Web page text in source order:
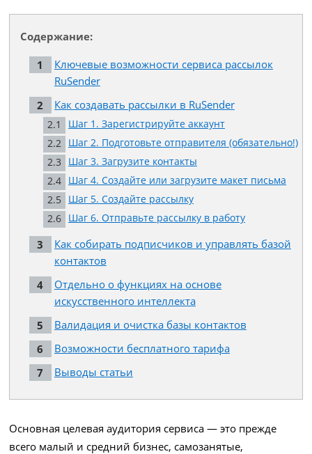
Содержание:
Ключевые возможности сервиса рассылок
RuSender
Как создавать рассылки в RuSender
Шаг 1. Зарегистрируйте аккаунт
Шаг 2. Подготовьте отправителя (обязательно!)
Шаг 3. Загрузите контакты
Шаг 4. Создайте или загрузите макет письма
Шаг 5. Создайте рассылку
Шаг 6. Отправьте рассылку в работу
Как собирать подписчиков и управлять базой
контактов
Отдельно о функциях на основе
искусственного интеллекта
Валидация и очистка базы контактов
Возможности бесплатного тарифа
Выводы статьи
Основная целевая аудитория сервиса — это прежде
всего малый и средний бизнес, самозанятые,